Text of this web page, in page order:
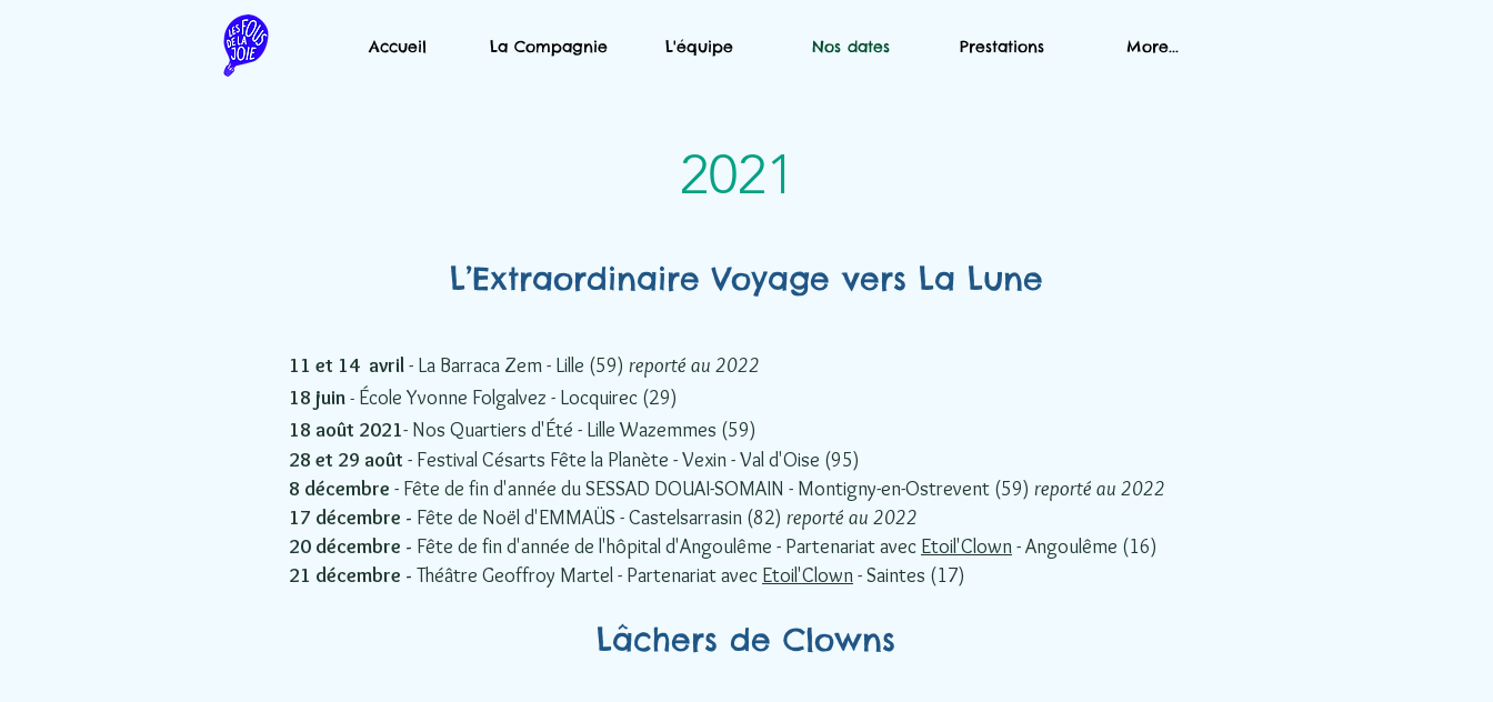
Accueil La Compagnie L'équipe Nos dates Prestations More...
2021
L’Extraordinaire Voyage vers La Lune
11 et 14 avril- La Barraca Zem - Lille (59) reporté au 2022
18 juin- École Yvonne Folgalvez - Locquirec (29)
18 août 2021- Nos Quartiers d'Été - Lille Wazemmes (59)
28 et 29 août - Festival Césarts Fête la Planète - Vexin - Val d'Oise (95)
8 décembre - Fête de fin d'année du SESSAD DOUAI-SOMAIN - Montigny-en-Ostrevent (59) reporté au 2022
17 décembre - Fête de Noël d'EMMAÜS - Castelsarrasin (82) reporté au 2022
20 décembre - Fête de fin d'année de l'hôpital d'Angoulême - Partenariat avec Etoil'Clown- Angoulême (16)
21 décembre - Théâtre Geoffroy Martel - Partenariat avec Etoil'Clown-Saintes (17)
Lâchers de Clowns